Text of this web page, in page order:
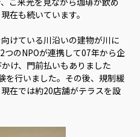
在も続いています。
けている川沿いの建物が川に
つのNPOが連携して07年から企
け、門前払いもありました
を行いました。その後、規制緩
在では約20店舗がテラスを設